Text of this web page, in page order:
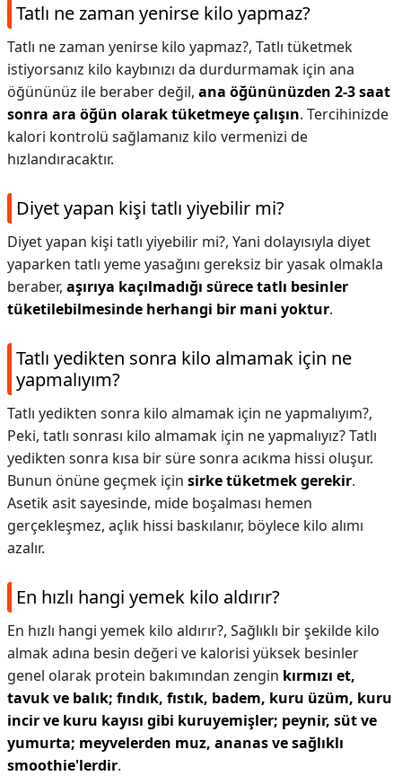
Tatlı ne zaman yenirse kilo yapmaz?
Tatlı ne zaman yenirse kilo yapmaz?, Tatlı tüketmek
istiyorsanız kilo kaybınızı da durdurmamak için ana
öğününüz ile beraber değil, ana öğününüzden 2-3 saat
sonra ara öğün olarak tüketmeye çalışın. Tercihinizde
kalori kontrolü sağlamanız kilo vermenizi de
hızlandıracaktır.
Diyet yapan kişi tatlı yiyebilir mi?
Diyet yapan kişi tatlı yiyebilir mi?, Yani dolayısıyla diyet
yaparken tatlı yeme yasağını gereksiz bir yasak olmakla
beraber, aşırıya kaçılmadığı sürece tatlı besinler
tüketilebilmesinde herhangi bir mani yoktur.
Tatlı yedikten sonra kilo almamak için ne
yapmalıyım?
Tatlı yedikten sonra kilo almamak için ne yapmalıyım?,
Peki, tatlı sonrası kilo almamak için ne yapmalıyız? Tatlı
yedikten sonra kısa bir süre sonra acıkma hissi oluşur.
Bunun önüne geçmek için sirke tüketmek gerekir.
Asetik asit sayesinde, mide boşalması hemen
gerçekleşmez, açlık hissi baskılanır, böylece kilo alımı
azalır.
En hızlı hangi yemek kilo aldırır?
En hızlı hangi yemek kilo aldırır?, Sağlıklı bir şekilde kilo
almak adına besin değeri ve kalorisi yüksek besinler
genel olarak protein bakımından zengin kırmızı et,
tavuk ve balık; fındık, fıstık, badem, kuru üzüm, kuru
incir ve kuru kayısı gibi kuruyemişler; peynir, süt ve
yumurta; meyvelerden muz, ananas ve sağlıklı
smoothie'lerdir.